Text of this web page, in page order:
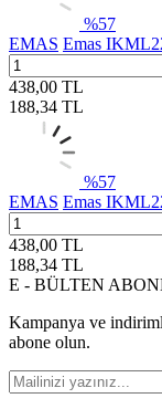
%57
EMAS Emas
438,00 TL
188,34 TL
%57
EMAS Emas
438,00 TL
188,34 TL
E - BÜLTEN
Kampanya ve
abone olun.